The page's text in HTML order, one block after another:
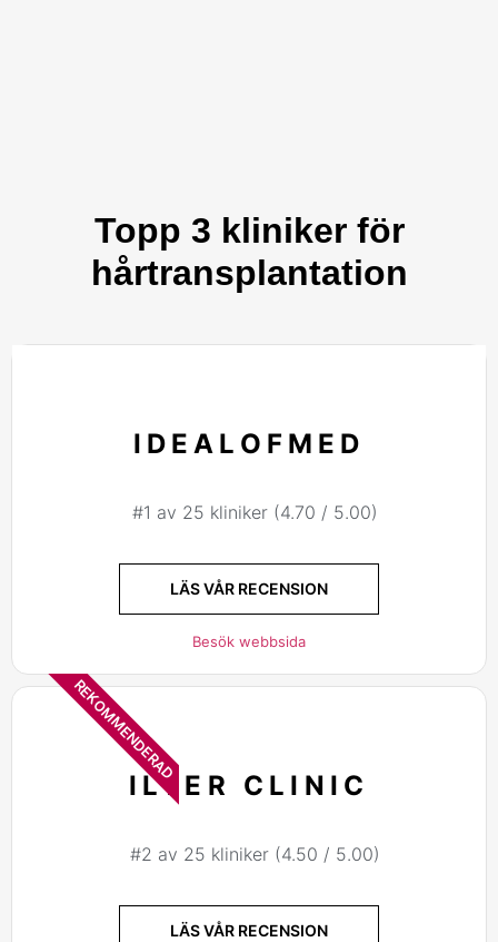
Topp 3 kliniker för
hårtransplantation
IDEALOFMED
#1 av 25 kliniker (4.70 / 5.00)
LÄS VÅR RECENSION
Besök webbsida
REKOMMENDERAD
ILTER CLINIC
#2 av 25 kliniker (4.50 / 5.00)
LÄS VÅR RECENSION